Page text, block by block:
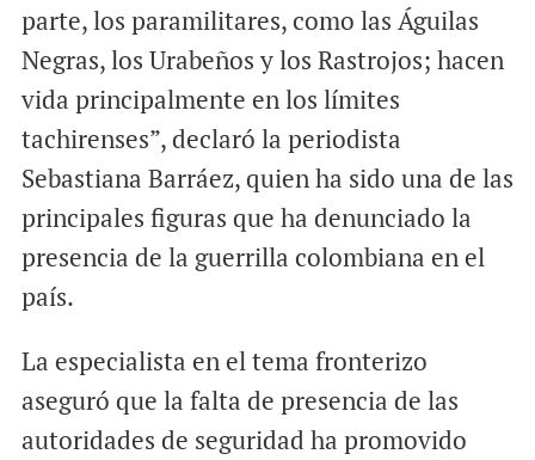
parte, los paramilitares, como las Águilas
Negras, los Urabeños y los Rastrojos; hacen
vida principalmente en los límites
tachirenses”, declaró la periodista
Sebastiana Barráez, quien ha sido una de las
principales figuras que ha denunciado la
presencia de la guerrilla colombiana en el
país.
La especialista en el tema fronterizo
aseguró que la falta de presencia de las
autoridades de seguridad ha promovido